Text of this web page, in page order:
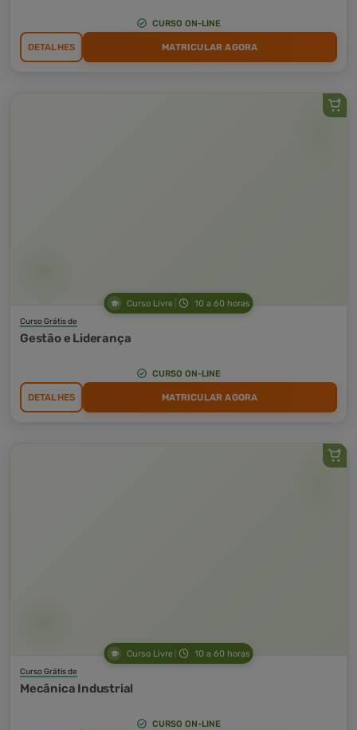
CURSO ON-LINE
DETALHES MATRICULAR AGORA
Curso Livre 10 a 60 horas
Curso Grátis de
Gestão e Liderança
CURSO ON-LINE
DETALHES MATRICULAR AGORA
Curso Livre 10 a 60 horas
Curso Grátis de
Mecânica Industrial
CURSO ON-LINE